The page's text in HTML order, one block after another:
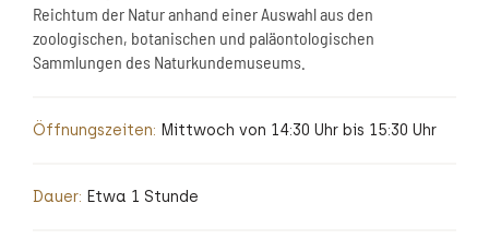
Reichtum der Natur anhand einer Auswahl aus den
zoologischen, botanischen und paläontologischen
Sammlungen des Naturkundemuseums.
Öffnungszeiten: Mittwoch von 14:30 Uhr bis 15:30 Uhr
Dauer: Etwa 1 Stunde